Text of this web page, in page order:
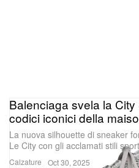
Calzature
Balenciaga svela la
codici iconici della
La nuova silhouette di sneaker
Le City con gli acclamati stili
Oct 30, 2025